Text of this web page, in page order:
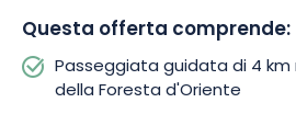
Questa offerta comprende:
Passeggiata guidata di 4 km
della Foresta d'Oriente